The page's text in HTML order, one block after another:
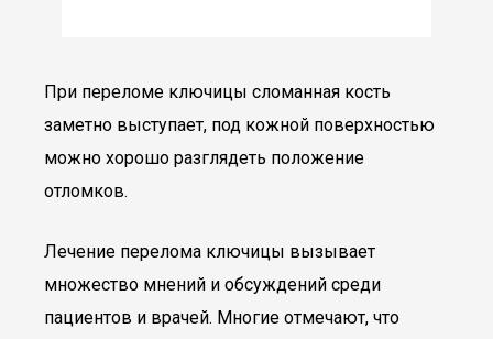
При переломе ключицы сломанная кость
заметно выступает, под кожной поверхностью
можно хорошо разглядеть положение
отломков.
Лечение перелома ключицы вызывает
множество мнений и обсуждений среди
пациентов и врачей. Многие отмечают, что